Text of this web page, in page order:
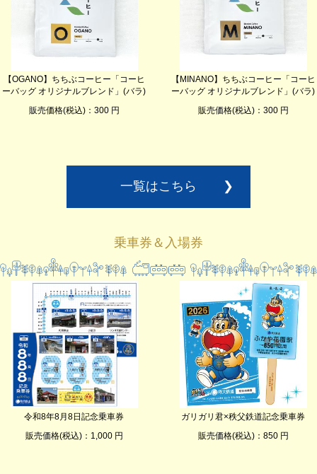
【OGANO】ちちぶコーヒー「コーヒ
ーバッグ オリジナルブレンド」(バラ)
販売価格(税込)：300 円
【MINANO】ちちぶコーヒー「コーヒ
ーバッグ オリジナルブレンド」(バラ)
販売価格(税込)：300 円
一覧はこちら ❯
乗車券＆入場券
令和8年8月8日記念乗車券
販売価格(税込)：1,000 円
ガリガリ君×秩父鉄道記念乗車券
販売価格(税込)：850 円